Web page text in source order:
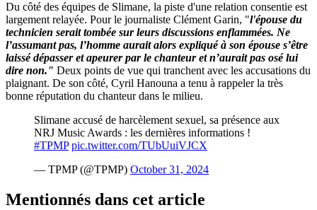
Du côté des équipes de Slimane, la piste d'une relation consentie est
largement relayée. Pour le journaliste Clément Garin, "l'épouse du
technicien serait tombée sur leurs discussions enflammées. Ne
l’assumant pas, l’homme aurait alors expliqué à son épouse s’être
laissé dépasser et apeurer par le chanteur et n’aurait pas osé lui
dire non." Deux points de vue qui tranchent avec les accusations du
plaignant. De son côté, Cyril Hanouna a tenu à rappeler la très
bonne réputation du chanteur dans le milieu.
Slimane accusé de harcèlement sexuel, sa présence aux
NRJ Music Awards : les dernières informations !
#TPMP pic.twitter.com/TUbUuiVJCX
— TPMP (@TPMP) October 31, 2024
Mentionnés dans cet article